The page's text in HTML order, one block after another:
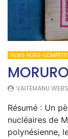
FILMS HORS-
VAITEMANU
Résumé : Un
nucléaires de
polynésienne,